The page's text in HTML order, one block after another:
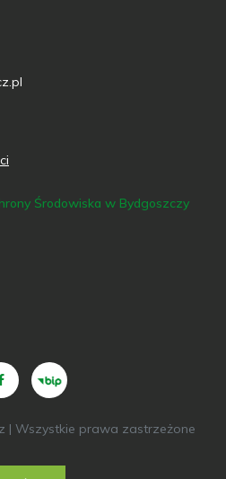
Środowiska w Bydgoszczy
| Wszystkie prawa zastrzeżone